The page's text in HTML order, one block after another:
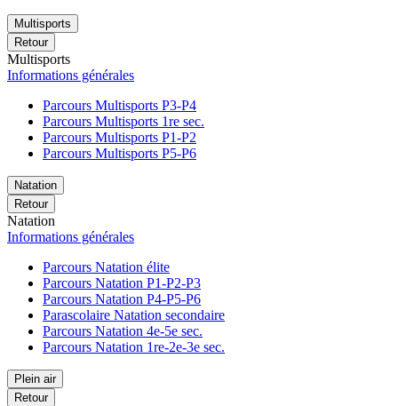
Multisports
Retour
Multisports
Informations générales
Parcours Multisports P3-P4
Parcours Multisports 1re sec.
Parcours Multisports P1-P2
Parcours Multisports P5-P6
Natation
Retour
Natation
Informations générales
Parcours Natation élite
Parcours Natation P1-P2-P3
Parcours Natation P4-P5-P6
Parascolaire Natation secondaire
Parcours Natation 4e-5e sec.
Parcours Natation 1re-2e-3e sec.
Plein air
Retour